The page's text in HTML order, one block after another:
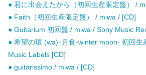
● 君に出会えたから（初回生産限定盤） /
● Faith（初回生産限定盤） / miwa / [CD]
● Guitarium 初回盤 / miwa / Sony Music
● 希望の環 (wa)･月食-winter moon- 初回生
Music Labels [CD]
● guitarissimo / miwa / [CD]